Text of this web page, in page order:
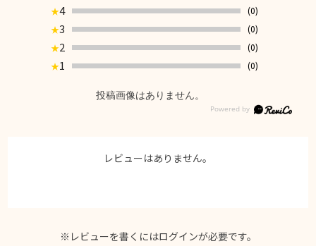
★4
(0)
★3
(0)
★2
(0)
★1 (0)
投稿画像はありません。
レビューはありません。
※レビューを書くにはログインが必要です。